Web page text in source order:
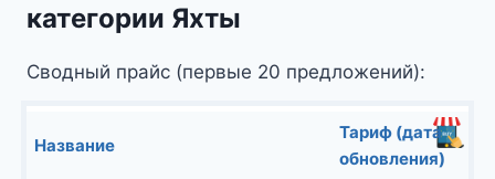
категории Яхты
Сводный прайс (первые 20 предложений):
Название
Тариф (дата
обновления)